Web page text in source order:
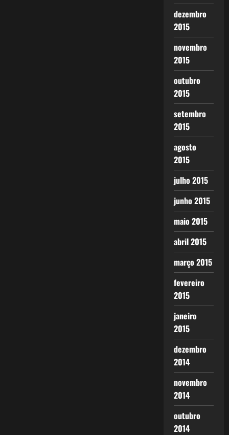
dezembro
2015
novembro
2015
outubro
2015
setembro
2015
agosto
2015
julho 2015
junho 2015
maio 2015
abril 2015
março 2015
fevereiro
2015
janeiro
2015
dezembro
2014
novembro
2014
outubro
2014